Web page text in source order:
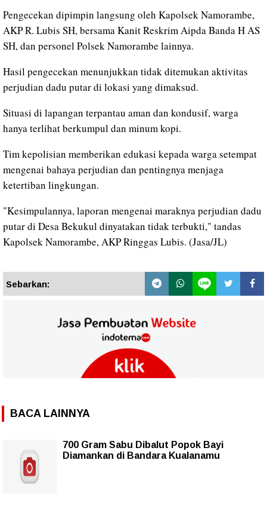
Pengecekan dipimpin langsung oleh Kapolsek Namorambe,
AKP R. Lubis SH, bersama Kanit Reskrim Aipda Banda H AS
SH, dan personel Polsek Namorambe lainnya.
Hasil pengecekan menunjukkan tidak ditemukan aktivitas
perjudian dadu putar di lokasi yang dimaksud.
Situasi di lapangan terpantau aman dan kondusif, warga
hanya terlihat berkumpul dan minum kopi.
Tim kepolisian memberikan edukasi kepada warga setempat
mengenai bahaya perjudian dan pentingnya menjaga
ketertiban lingkungan.
"Kesimpulannya, laporan mengenai maraknya perjudian dadu
putar di Desa Bekukul dinyatakan tidak terbukti," tandas
Kapolsek Namorambe, AKP Ringgas Lubis. (Jasa/JL)
Sebarkan:
BACA LAINNYA
700 Gram Sabu Dibalut Popok Bayi
Diamankan di Bandara Kualanamu